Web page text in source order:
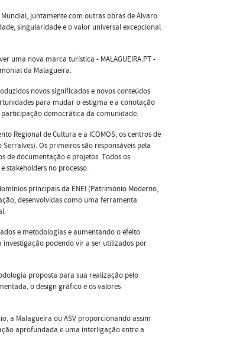
juntamente com outras obras de Álvaro
singularidade e o valor universal excepcional
uma nova marca turística - MALAGUEIRA.PT -
da Malagueira.
novos significados e novos conteúdos
para mudar o estigma e a conotação
democrática da comunidade.
Regional de Cultura e a ICOMOS, os centros de
Os primeiros são responsáveis pela
de documentação e projetos. Todos os
stakeholders no processo.
principais da ENEI (Património Moderno,
desenvolvidas como uma ferramenta
e metodologias e aumentando o efeito
podendo vir a ser utilizados por
proposta para sua realização pelo
o design gráfico e os valores
a Malagueira ou ASV proporcionando assim
aprofundada e uma interligação entre a